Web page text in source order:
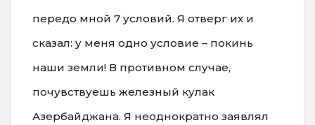
передо мной 7 условий. Я отверг их и
сказал: у меня одно условие – покинь
наши земли! В противном случае,
почувствуешь железный кулак
Азербайджана. Я неоднократно заявлял